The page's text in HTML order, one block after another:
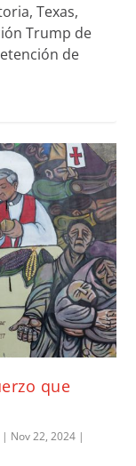
Texas,
Trump de
de
que
| Nov 22, 2024 |